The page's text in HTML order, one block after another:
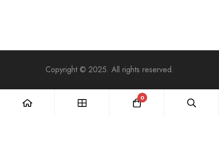
Copyright © 2025. All rights reserved.
0